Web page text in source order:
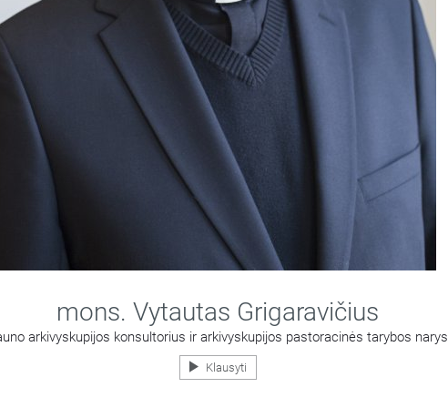
mons. Vytautas Grigaravičius
arkivyskupijos konsultorius ir arkivyskupijos pastoracinės tarybos narys
Klausyti